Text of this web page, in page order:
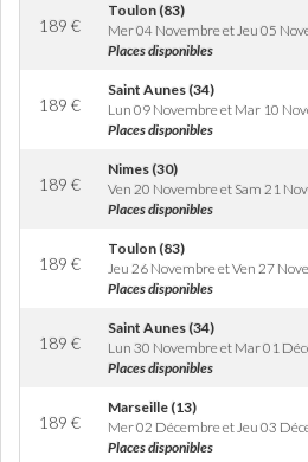
189 €
Toulon (83)
Mer 04 Novembre et Jeu 05
Places disponibles
189 €
Saint Aunes (34)
Lun 09 Novembre et Mar 10
Places disponibles
189 €
Nimes (30)
Ven 20 Novembre et Sam 21
Places disponibles
189 €
Toulon (83)
Jeu 26 Novembre et Ven 27
Places disponibles
189 €
Saint Aunes (34)
Lun 30 Novembre et Mar 01
Places disponibles
189 €
Marseille (13)
Mer 02 Décembre et Jeu 03
Places disponibles